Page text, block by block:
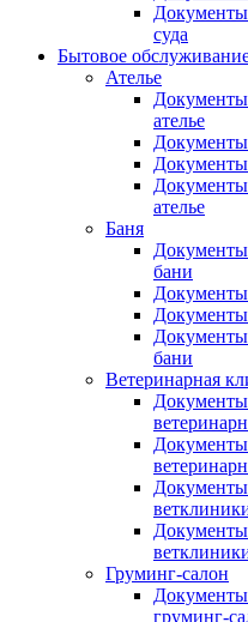
Документы
суда
Бытовое
Ателье
Документы
ателье
Документы
Документы
ателье
Баня
Документы
бани
Документы
Документы
бани
Ветеринарная
Документы
Документы
Документы
Груминг-салон
Документы
груминг-